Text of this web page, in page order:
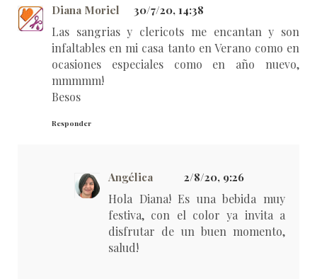
Diana Moriel 30/7/20, 14:38
Las sangrias y clericots me encantan y son
infaltables en mi casa tanto en Verano como en
ocasiones especiales como en año nuevo,
mmmmm!
Besos
Responder
Angélica 2/8/20, 9:26
Hola Diana! Es una bebida muy
festiva, con el color ya invita a
disfrutar de un buen momento,
salud!